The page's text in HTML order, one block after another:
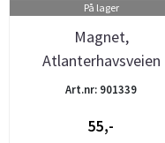
På lager
Magnet,
Atlanterhavsveien
Art.nr: 901339
55,-